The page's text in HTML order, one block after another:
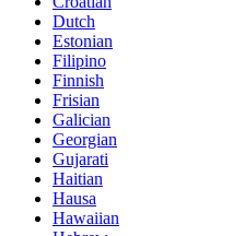
Dutch
Estonian
Filipino
Finnish
Frisian
Galician
Georgian
Gujarati
Haitian
Hausa
Hawaiian